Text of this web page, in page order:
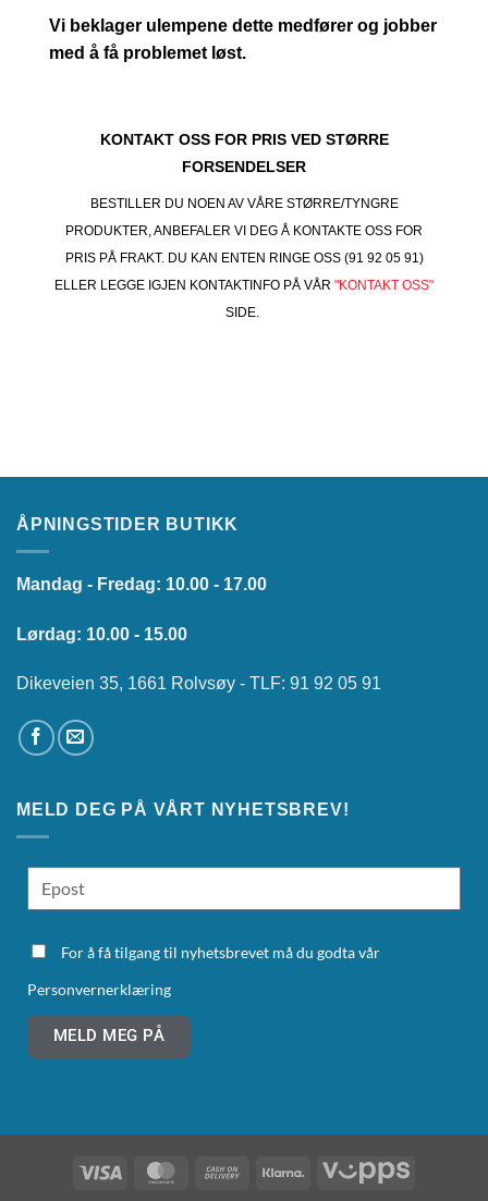
Vi beklager ulempene dette medfører og jobber
med å få problemet løst.
KONTAKT OSS FOR PRIS VED STØRRE
FORSENDELSER
BESTILLER DU NOEN AV VÅRE STØRRE/TYNGRE
PRODUKTER, ANBEFALER VI DEG Å KONTAKTE OSS FOR
PRIS PÅ FRAKT. DU KAN ENTEN RINGE OSS (91 92 05 91)
ELLER LEGGE IGJEN KONTAKTINFO PÅ VÅR "KONTAKT OSS"
SIDE.
ÅPNINGSTIDER BUTIKK
Mandag - Fredag: 10.00 - 17.00
Lørdag: 10.00 - 15.00
Dikeveien 35, 1661 Rolvsøy - TLF: 91 92 05 91
MELD DEG PÅ VÅRT NYHETSBREV!
For å få tilgang til nyhetsbrevet må du godta vår
Personvernerklæring
MELD MEG PÅ